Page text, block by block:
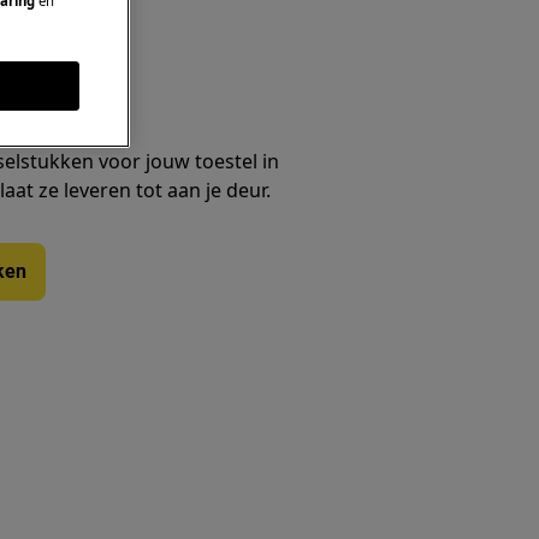
voor jouw toestel in
ze leveren tot aan je deur.